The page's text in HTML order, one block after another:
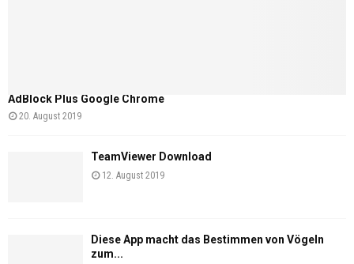
AdBlock Plus Google Chrome
20. August 2019
TeamViewer Download
12. August 2019
Diese App macht das Bestimmen von Vögeln
zum...